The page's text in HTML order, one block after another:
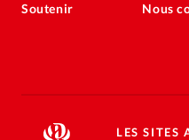
Soutenir Nous
LES SITES